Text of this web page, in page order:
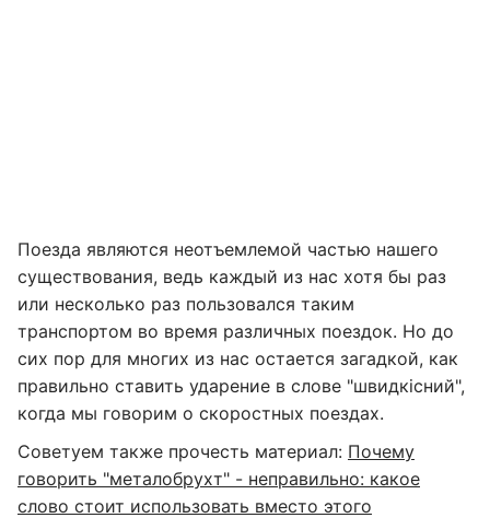
Поезда являются неотъемлемой частью нашего
существования, ведь каждый из нас хотя бы раз
или несколько раз пользовался таким
транспортом во время различных поездок. Но до
сих пор для многих из нас остается загадкой, как
правильно ставить ударение в слове "швидкісний",
когда мы говорим о скоростных поездах.
Советуем также прочесть материал: Почему
говорить "металобрухт" - неправильно: какое
слово стоит использовать вместо этого